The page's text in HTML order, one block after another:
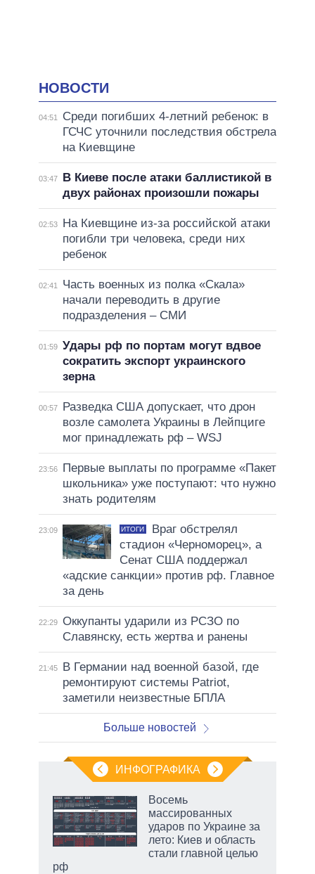
НОВОСТИ
04:51
Среди погибших 4-летний ребенок: в
ГСЧС уточнили последствия обстрела
на Киевщине
03:47
В Киеве после атаки баллистикой в
двух районах произошли пожары
02:53
На Киевщине из-за российской атаки
погибли три человека, среди них
ребенок
02:41
Часть военных из полка «Скала»
начали переводить в другие
подразделения – СМИ
01:59 Удары рф по портам могут вдвое
сократить экспорт украинского
зерна
00:57
Разведка США допускает, что дрон
возле самолета Украины в Лейпциге
мог принадлежать рф – WSJ
23:56
Первые выплаты по программе «Пакет
школьника» уже поступают: что нужно
знать родителям
23:09 ИТОГИ
Враг обстрелял
стадион «Черноморец», а
Сенат США поддержал
«адские санкции» против рф. Главное
за день
22:29 Оккупанты ударили из РСЗО по
Славянску, есть жертва и ранены
21:45
В Германии над военной базой, где
ремонтируют системы Patriot,
заметили неизвестные БПЛА
Больше новостей
ИНФОГРАФИКА
Восемь
массированных
ударов по Украине за
лето: Киев и область
стали главной целью
рф